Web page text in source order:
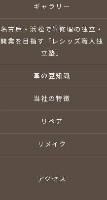
ギャラリー
名古屋・浜松で革修理の独立・
開業を目指す「レシッズ職人独
立塾」
革の豆知識
当社の特徴
リペア
リメイク
アクセス